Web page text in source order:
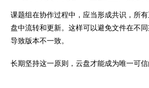
课题组在协作过程中，应当形成共识，所
盘中流转和更新。这样可以避免文件在不同
导致版本不一致。
长期坚持这一原则，云盘才能成为唯一可信